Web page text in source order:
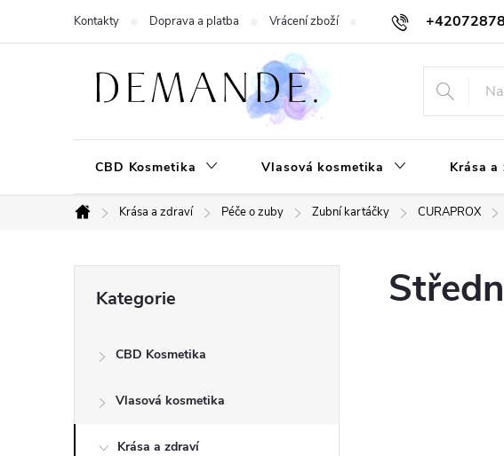
Kontakty Doprava a platba Vrácení zboží Hodnocení GDPR
CBD Kosmetika Vlasová kosmetika Krása a
Domů
Krása a zdraví Péče o zuby Zubní kartáčky CURAPROX
t
kategorie
Kategorie
CBD Kosmetika
Vlasová kosmetika
Krása a zdraví